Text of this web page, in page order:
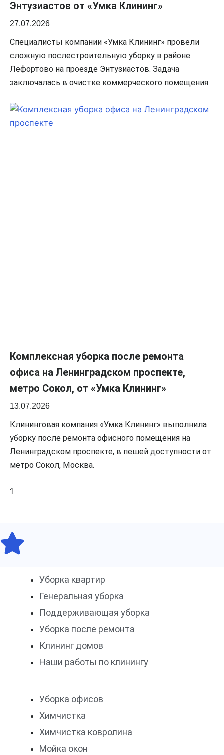
Энтузиастов от «Умка Клининг»
27.07.2026
Специалисты компании «Умка Клининг» провели
сложную послестроительную уборку в районе
Лефортово на проезде Энтузиастов. Задача
заключалась в очистке коммерческого помещения
Комплексная уборка после ремонта
офиса на Ленинградском проспекте,
метро Сокол, от «Умка Клининг»
13.07.2026
Клининговая компания «Умка Клининг» выполнила
уборку после ремонта офисного помещения на
Ленинградском проспекте, в пешей доступности от
метро Сокол, Москва.
Уборка квартир
Генеральная уборка
Поддерживающая уборка
Уборка после ремонта
Клининг домов
Наши работы по клинингу
Уборка офисов
Химчистка
Химчистка ковролина
Мойка окон